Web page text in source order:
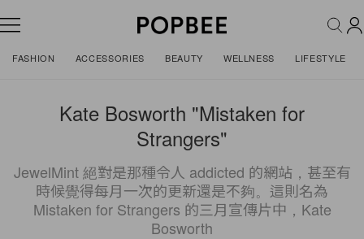
FASHION ACCESSORIES BEAUTY WELLNESS LIFESTYLE
Kate Bosworth "Mistaken for
Strangers"
JewelMint 絕對是那種令人 addicted 的網站，甚至有
時候覺得每月一次的更新還是不夠。這則名為
Mistaken for Strangers 的三月宣傳片中，Kate
Bosworth